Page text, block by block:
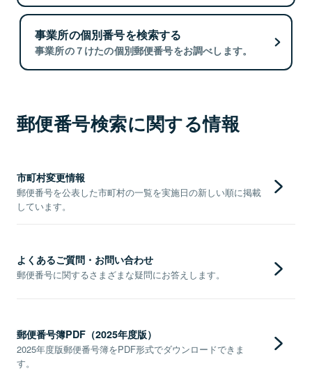
事業所の個別番号を検索する
事業所の７けたの個別郵便番号をお調べします。
郵便番号検索に関する情報
市町村変更情報
郵便番号を公表した市町村の一覧を実施日の新しい順に掲載
しています。
よくあるご質問・お問い合わせ
郵便番号に関するさまざまな疑問にお答えします。
郵便番号簿PDF（2025年度版）
2025年度版郵便番号簿をPDF形式でダウンロードできま
す。